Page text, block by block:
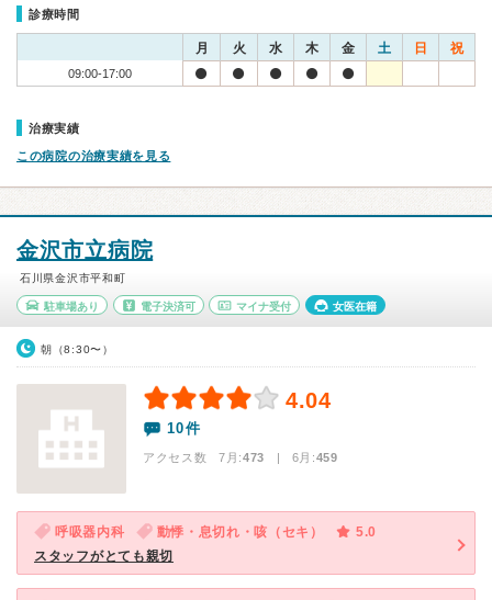
診療時間
月 火 水 木 金 土 日 祝
09:00-17:00
治療実績
この病院の治療実績を見る
金沢市立病院
石川県金沢市平和町
駐車場あり 電子決済可 マイナ受付 女医在籍
朝（8:30〜）
4.04
10件
アクセス数 7月:473 | 6月:459
呼吸器内科 動悸・息切れ・咳（セキ）
5.0
スタッフがとても親切